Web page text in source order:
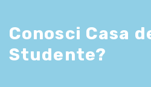
Conosci Casa
Studente?